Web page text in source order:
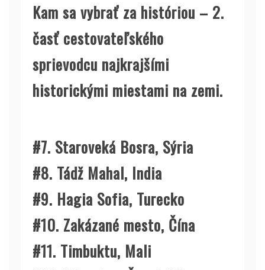
Kam sa vybrať za históriou – 2.
časť cestovateľského
sprievodcu najkrajšími
historickými miestami na zemi.
#7. Staroveká Bosra, Sýria
#8. Tádž Mahal, India
#9. Hagia Sofia, Turecko
#10. Zakázané mesto, Čína
#11. Timbuktu, Mali